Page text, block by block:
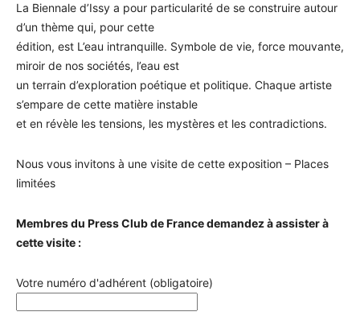
La Biennale d’Issy a pour particularité de se construire autour
d’un thème qui, pour cette
édition, est L’eau intranquille. Symbole de vie, force mouvante,
miroir de nos sociétés, l’eau est
un terrain d’exploration poétique et politique. Chaque artiste
s’empare de cette matière instable
et en révèle les tensions, les mystères et les contradictions.
Nous vous invitons à une visite de cette exposition – Places
limitées
Membres du Press Club de France demandez à assister à
cette visite :
Votre numéro d'adhérent (obligatoire)